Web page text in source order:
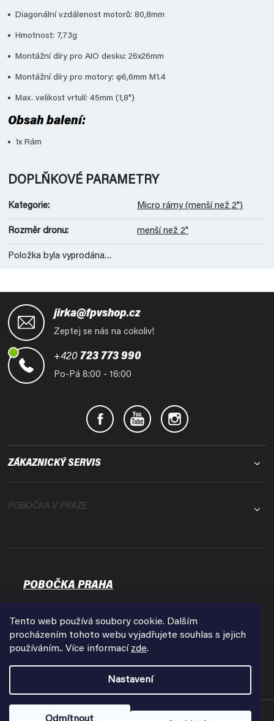
Tento web používá soubory cookie. Dalším
procházením tohoto webu vyjadřujete souhlas s jejich
používáním.. Více informací zde.
Nastavení
Diagonální vzdálenost motorů: 80,8mm
Hmotnost: 7,73g
Montážní díry pro AIO desku: 26x26mm
Montážní díry pro motory: φ6,6mm M1.4
Max. velikost vrtulí: 45mm (1,8")
Obsah balení:
1x Rám
DOPLŇKOVÉ PARAMETRY
Kategorie: Micro rámy (menší než 2")
Rozměr dronu: menší než 2"
Položka byla vyprodána…
jirka@fpvshop.cz
Zeptej se nás na cokoliv!
+420 723 773 990
Po-Pá 8:00 - 16:00
ZÁKAZNICKÝ SERVIS
POBOČKA V PRAZE
POBOČKA PRAHA
17000 Praha - Holešovice
Zobrazit na mapě
Copyright 2026FPVshop.cz . Všechna práva vyhrazena.